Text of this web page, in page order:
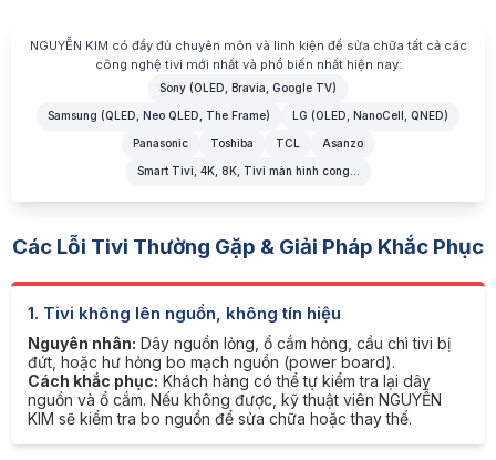
NGUYỄN KIM có đầy đủ chuyên môn và linh kiện để sửa chữa tất cả các
công nghệ tivi mới nhất và phổ biến nhất hiện nay:
Sony (OLED, Bravia, Google TV)
Samsung (QLED, Neo QLED, The Frame) LG (OLED, NanoCell, QNED)
Panasonic Toshiba TCL Asanzo
Smart Tivi, 4K, 8K, Tivi màn hình cong...
Các Lỗi Tivi Thường Gặp & Giải Pháp Khắc Phục
1. Tivi không lên nguồn, không tín hiệu
Nguyên nhân: Dây nguồn lỏng, ổ cắm hỏng, cầu chì tivi bị
đứt, hoặc hư hỏng bo mạch nguồn (power board).
Cách khắc phục: Khách hàng có thể tự kiểm tra lại dây
nguồn và ổ cắm. Nếu không được, kỹ thuật viên NGUYỄN
KIM sẽ kiểm tra bo nguồn để sửa chữa hoặc thay thế.